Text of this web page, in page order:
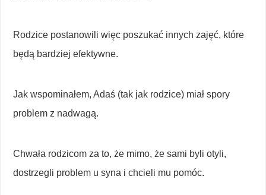
Rodzice postanowili więc poszukać innych zajęć, które
będą bardziej efektywne.
Jak wspominałem, Adaś (tak jak rodzice) miał spory
problem z nadwagą.
Chwała rodzicom za to, że mimo, że sami byli otyli,
dostrzegli problem u syna i chcieli mu pomóc.